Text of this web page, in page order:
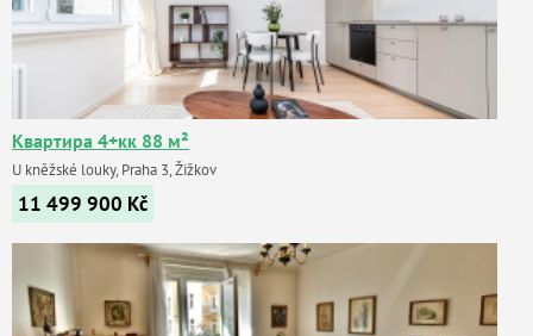
Квартира 4+кк 88 м²
U kněžské louky, Praha 3, Žižkov
11 499 900 Kč